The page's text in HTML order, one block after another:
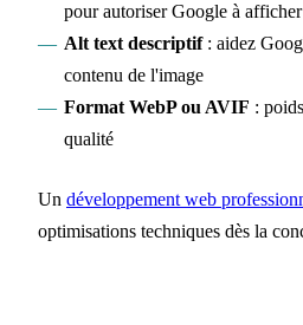
pour autoriser Google à
Alt text descriptif: aidez
contenu de l'image
Format WebP ou AVIF :
qualité
Un développement web
optimisations techniques dès la